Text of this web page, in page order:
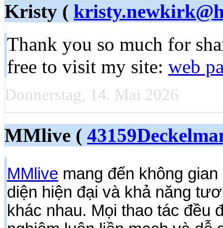
Kristy (
Thank you so much for
free to visit my site: web
Donnerstag, 14. Mai 2026
MMlive (
MMlive mang đến không
diện hiện đại và khả năng
khác nhau. Mọi thao tác đều